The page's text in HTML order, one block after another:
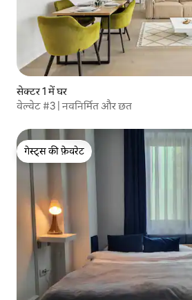
सेक्टर 1 में घर
वेल्वेट #3 | नवनिर्मित और छत
गेस्ट्स की फ़ेवरेट
गेस्ट्स की फ़ेवरेट